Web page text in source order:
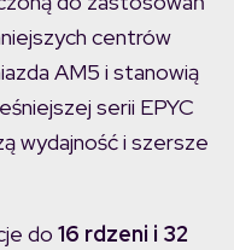
centrów
AM5 i stanowią
serii EPYC
wydajność i szersze
do 16 rdzeni i 32